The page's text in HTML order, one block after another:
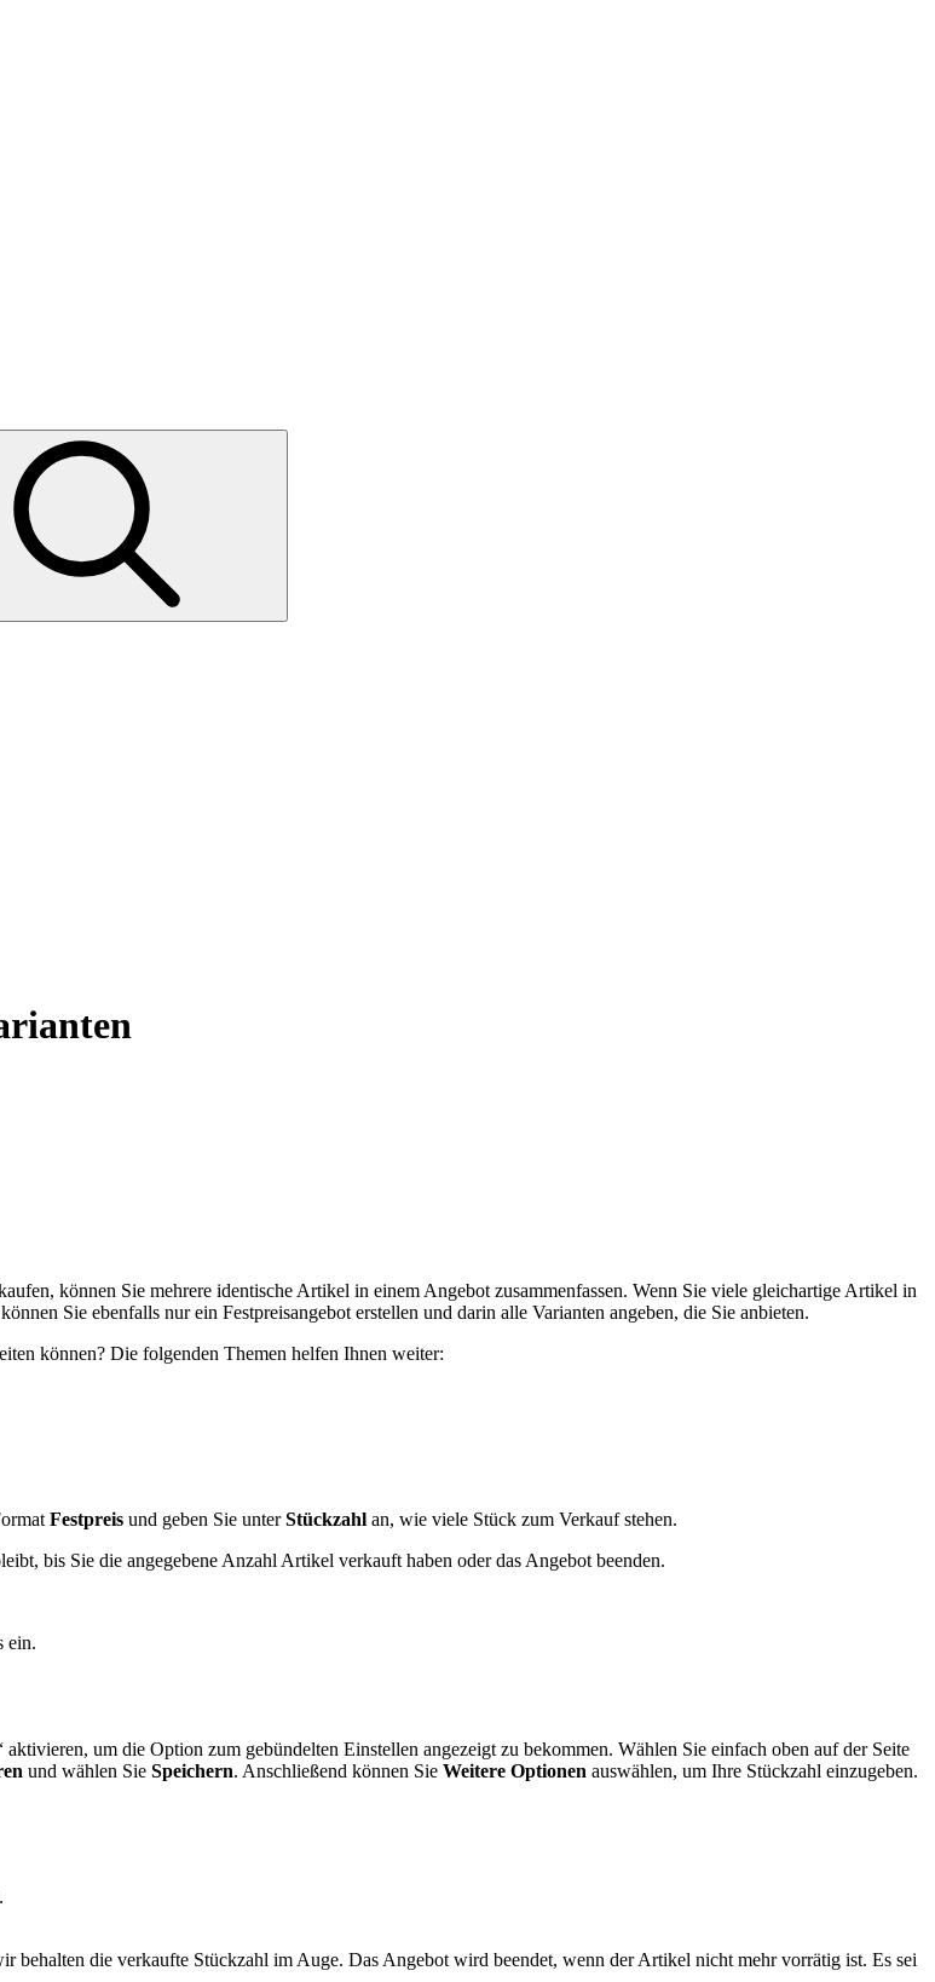
können Sie mehrere identische Artikel in einem Angebot zusammenfassen. Wenn Sie viele gleichartige Artikel in
Sie ebenfalls nur ein Festpreisangebot erstellen und darin alle Varianten angeben, die Sie anbieten.
können? Die folgenden Themen helfen Ihnen weiter:
Festpreis und geben Sie unterStückzahl an, wie viele Stück zum Verkauf stehen.
bis Sie die angegebene Anzahl Artikel verkauft haben oder das Angebot beenden.
ein.
um die Option zum gebündelten Einstellen angezeigt zu bekommen. Wählen Sie einfach oben auf der Seite
und wählen Sie Speichern. Anschließend können Sie Weitere Optionen auswählen, um Ihre Stückzahl einzugeben.
die verkaufte Stückzahl im Auge. Das Angebot wird beendet, wenn der Artikel nicht mehr vorrätig ist. Es sei